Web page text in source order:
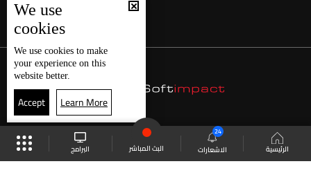
الرئيسية الاشعارات
24
البث المباشر البرامج
We use
cookies
We use cookies to make
your experience on this
website better.
Accept Learn More
موقع البرامج الجدول البث المباشر